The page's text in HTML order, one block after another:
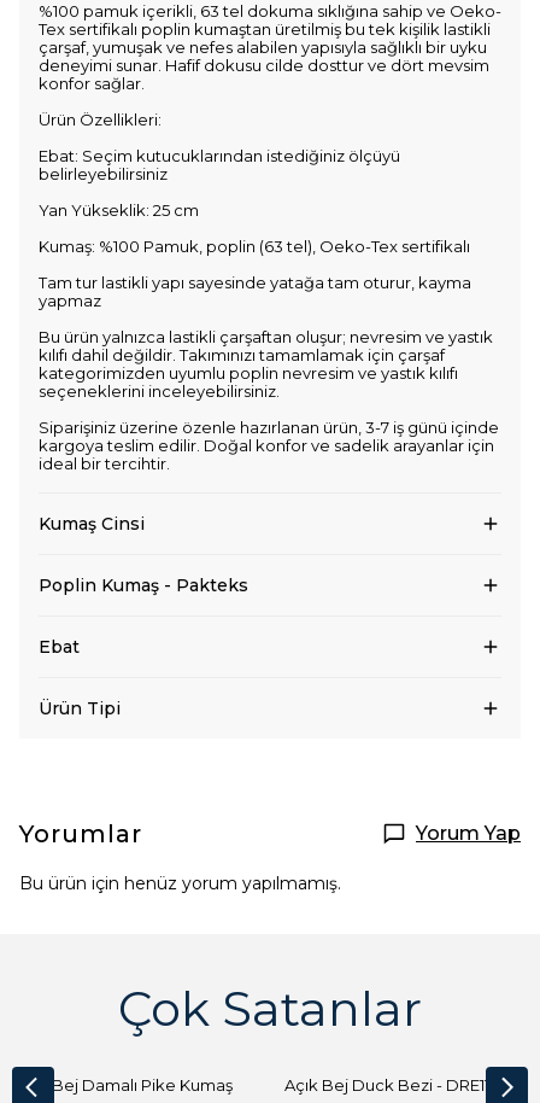
%100 pamuk içerikli, 63 tel dokuma sıklığına sahip ve Oeko-
Tex sertifikalı poplin kumaştan üretilmiş bu tek kişilik lastikli
çarşaf, yumuşak ve nefes alabilen yapısıyla sağlıklı bir uyku
deneyimi sunar. Hafif dokusu cilde dosttur ve dört mevsim
konfor sağlar.
Ürün Özellikleri:
Ebat: Seçim kutucuklarından istediğiniz ölçüyü
belirleyebilirsiniz
Yan Yükseklik: 25 cm
Kumaş: %100 Pamuk, poplin (63 tel), Oeko-Tex sertifikalı
Tam tur lastikli yapı sayesinde yatağa tam oturur, kayma
yapmaz
Bu ürün yalnızca lastikli çarşaftan oluşur; nevresim ve yastık
kılıfı dahil değildir. Takımınızı tamamlamak için çarşaf
kategorimizden uyumlu poplin nevresim ve yastık kılıfı
seçeneklerini inceleyebilirsiniz.
Siparişiniz üzerine özenle hazırlanan ürün, 3-7 iş günü içinde
kargoya teslim edilir. Doğal konfor ve sadelik arayanlar için
ideal bir tercihtir.
Kumaş Cinsi
Poplin Kumaş - Pakteks
Ebat
Ürün Tipi
Yorumlar Yorum Yap
Bu ürün için henüz yorum yapılmamış.
Çok Satanlar
Açık Bej Damalı Pike Kumaş Açık Bej Duck Bezi - DRE1144 Kumaş Peçete